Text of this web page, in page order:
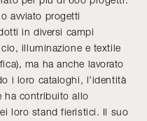
avviato progetti
in diversi campi
illuminazione e textile
ma ha anche lavorato
i loro cataloghi, l’identità
ha contribuito allo
loro stand fieristici. Il suo